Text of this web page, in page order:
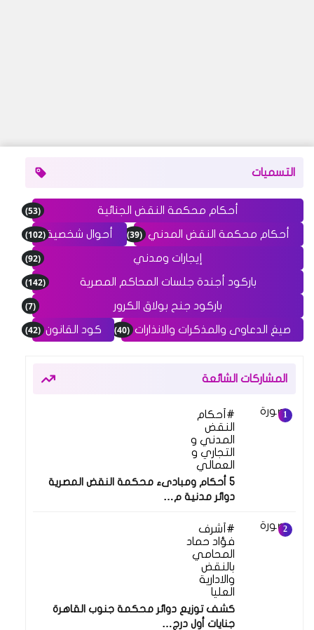
التسميات
أحكام محكمة النقض الجنائية (53)
أحكام محكمة النقض المدني (39) أحوال شخصية(102)
إيجارات ومدني (92)
باركود أجندة جلسات المحاكم المصرية (142)
باركود جنح بولاق الكرور (7)
صيغ الدعاوى والمذكرات والانذارات (40) كود القانون (42)
المشاركات الشائعة
أحكام
النقض
المدني و
التجاري و
العمالي
5 أحكام ومبادىء محكمة النقض المصرية
دوائر مدنية م…
أشرف
فؤاد حماد
المحامي
بالنقض
والادارية
العليا
كشف توزيع دوائر محكمة جنوب القاهرة
جنايات أول درج…